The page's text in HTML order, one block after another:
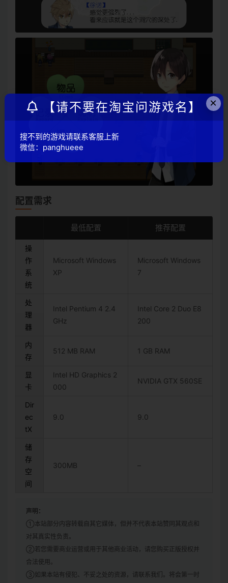
配置需求
最低配置 推荐配置
操
作
系
统
Microsoft Windows
XP
Microsoft Windows
7
处
理
器
Intel Pentium 4 2.4
GHz
Intel Core 2 Duo E8
200
内
存
512 MB RAM 1 GB RAM
显
卡
Intel HD Graphics 2
000
NVIDIA GTX 560SE
Dir
ec
tX
9.0 9.0
储
存
空
间
300MB –
声明：
①本站部分内容转载自其它媒体，但并不代表本站赞同其观点和
对其真实性负责。
②若您需要商业运营或用于其他商业活动，请您购买正版授权并
合法使用。
③如果本站有侵犯、不妥之处的资源，请联系我们。将会第一时
×
【请不要在淘宝问游戏名】
搜不到的游戏请联系客服上新
微信：panghueee